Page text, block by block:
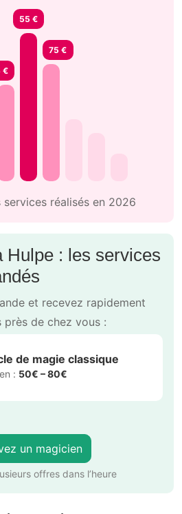
€
55 €
75 €
services réalisés en 2026
Hulpe : les services
et recevez rapidement
de chez vous :
de magie classique
: 50€ – 80€
un magicien
offres dans l’heure